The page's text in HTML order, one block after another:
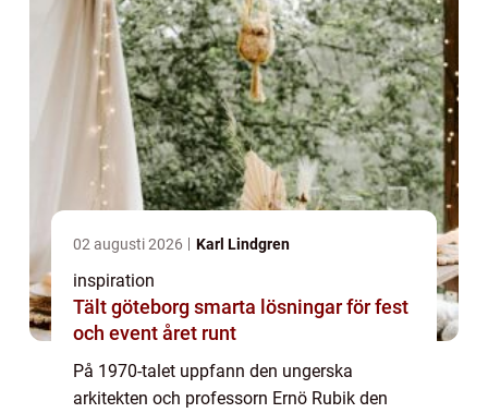
02 augusti 2026 Karl Lindgren
inspiration
Tält göteborg smarta lösningar för fest
och event året runt
På 1970-talet uppfann den ungerska
arkitekten och professorn Ernö Rubik den